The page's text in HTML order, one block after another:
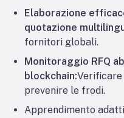
Elaborazione
quotazione
fornitori globali.
Monitoraggio RFQ
blockchain:
prevenire le frodi.
Apprendimento